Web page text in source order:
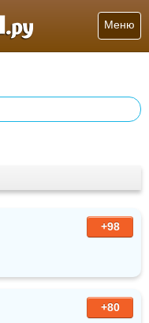
Меню
+98
+80